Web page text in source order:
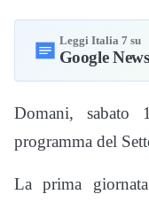
Leggi Italia 7 su
Google News
Domani, sabato
programma del
La prima